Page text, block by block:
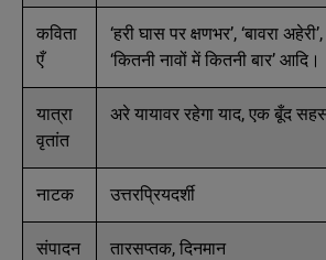
कविता
एँ
‘हरी घास पर क्षणभर’, ‘बावरा
‘कितनी नावों में कितनी बार’ आदि।
यात्रा
वृतांत
अरे यायावर रहेगा याद, एक बूँद
नाटक उत्तरप्रियदर्शी
संपादन तारसप्तक, दिनमान